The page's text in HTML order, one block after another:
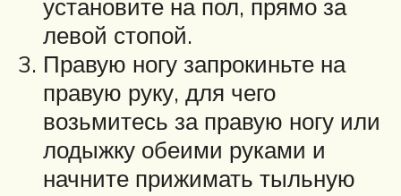
установите на пол, прямо за
левой стопой.
Правую ногу запрокиньте на
правую руку, для чего
возьмитесь за правую ногу или
лодыжку обеими руками и
начните прижимать тыльную